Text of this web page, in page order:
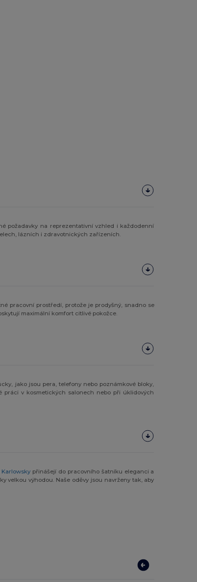
požadavky na reprezentativní vzhled i každodenní
lázních i zdravotnických zařízeních.
pracovní prostředí, protože je prodyšný, snadno se
maximální komfort citlivé pokožce.
jako jsou pera, telefony nebo poznámkové bloky,
práci v kosmetických salonech nebo při úklidových
Karlowsky přinášejí do pracovního šatníku eleganci a
velkou výhodou. Naše oděvy jsou navrženy tak, aby